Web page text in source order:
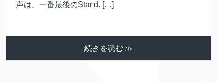
声は、一番最後のStand. […]
続きを読む ≫